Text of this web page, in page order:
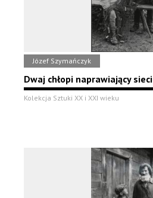
Józef Szymańczyk
Dwaj chłopi naprawiający sieci
Kolekcja Sztuki XX i XXI wieku